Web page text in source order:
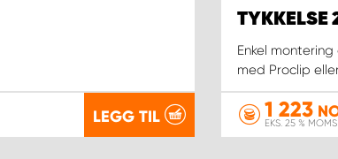
LEGG TIL
TYKKELSE
Enkel
med Proclip
1 223
EKS. 25 % MOMS